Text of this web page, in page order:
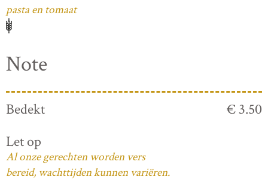
pasta en tomaat
Note
Bedekt
€ 3.50
Let op
Al onze gerechten worden vers
bereid, wachttijden kunnen variëren.